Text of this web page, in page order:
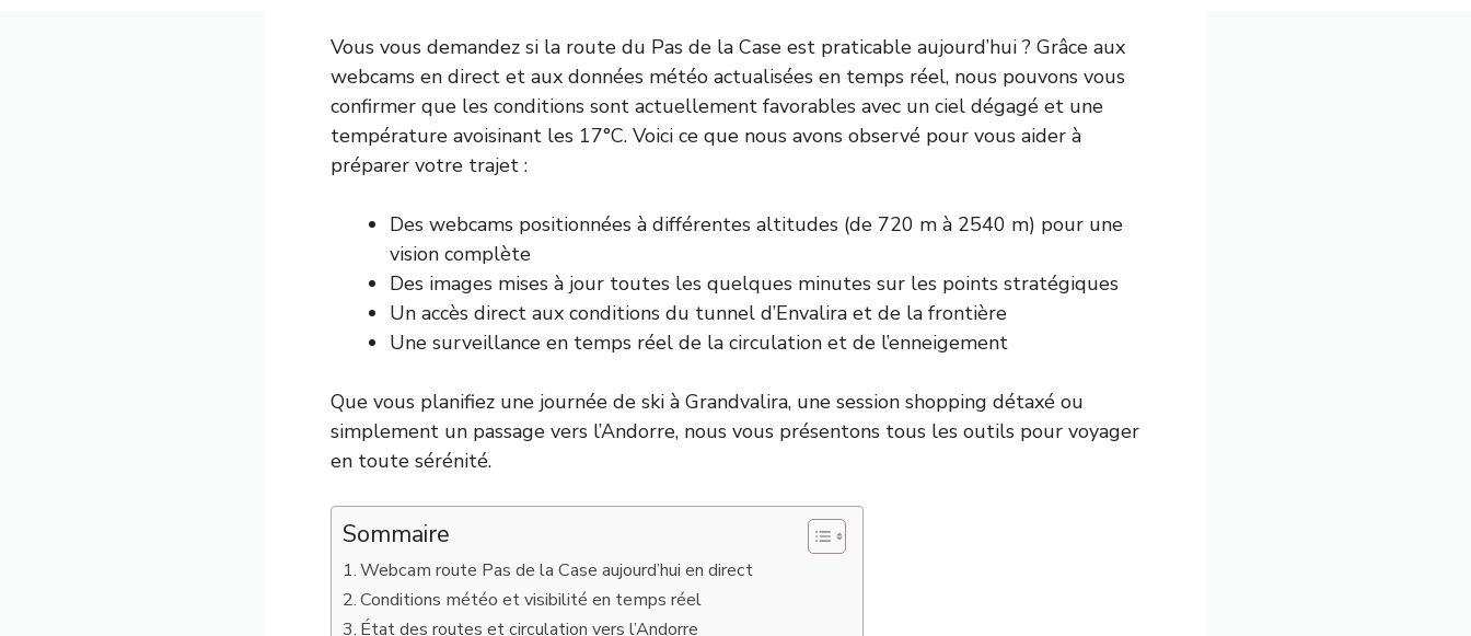
Vous vous demandez si la route du Pas de la Case est praticable aujourd’hui ? Grâce aux
webcams en direct et aux données météo actualisées en temps réel, nous pouvons vous
confirmer que les conditions sont actuellement favorables avec un ciel dégagé et une
température avoisinant les 17°C. Voici ce que nous avons observé pour vous aider à
préparer votre trajet :
Des webcams positionnées à différentes altitudes (de 720 m à 2540 m) pour une
vision complète
Des images mises à jour toutes les quelques minutes sur les points stratégiques
Un accès direct aux conditions du tunnel d’Envalira et de la frontière
Une surveillance en temps réel de la circulation et de l’enneigement
Que vous planifiez une journée de ski à Grandvalira, une session shopping détaxé ou
simplement un passage vers l’Andorre, nous vous présentons tous les outils pour voyager
en toute sérénité.
Sommaire
Webcam route Pas de la Case aujourd’hui en direct
Conditions météo et visibilité en temps réel
État des routes et circulation vers l’Andorre